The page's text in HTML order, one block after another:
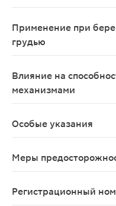
Применение при
грудью
Влияние на
механизмами
Особые указания
Меры
Регистрационный